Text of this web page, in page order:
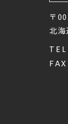
〒
北
TEL
FAX